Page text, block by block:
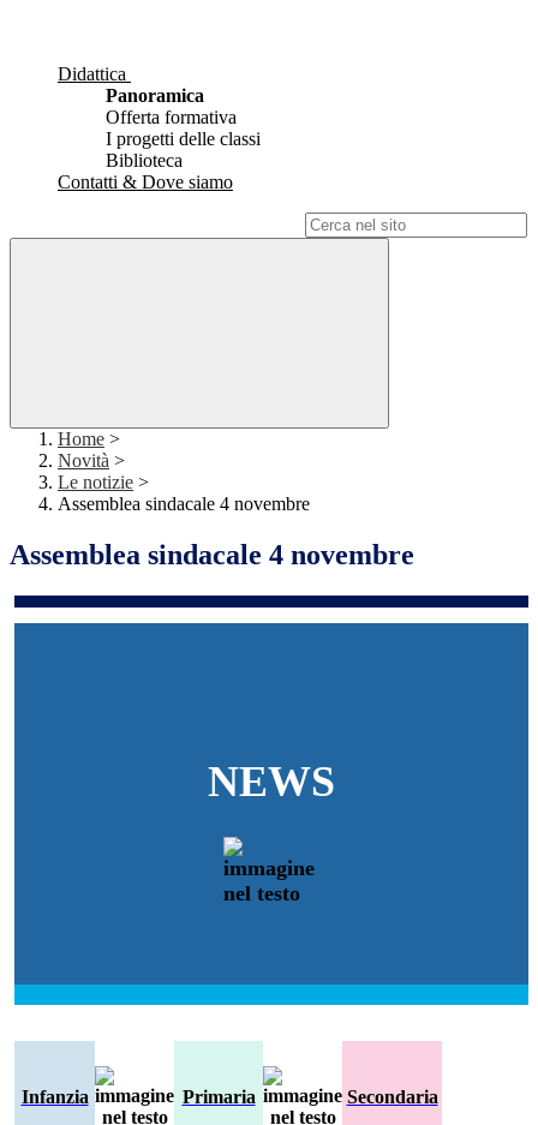
Didattica
Panoramica
Offerta formativa
I progetti delle classi
Biblioteca
Contatti & Dove siamo
Home >
Novità >
Le notizie >
Assemblea sindacale 4 novembre
Assemblea sindacale 4 novembre
NEWS
Infanzia Primaria Secondaria